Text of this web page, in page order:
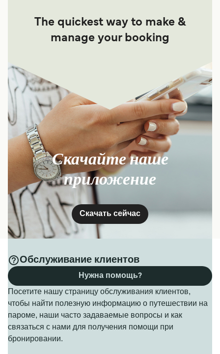
The quickest way to make &
manage your booking
Скачайте наше
приложение
Скачать сейчас
Обслуживание клиентов
Посетите нашу страницу обслуживания клиентов,
чтобы найти полезную информацию о путешествии на
пароме, наши часто задаваемые вопросы и как
связаться с нами для получения помощи при
бронировании.
Нужна помощь?